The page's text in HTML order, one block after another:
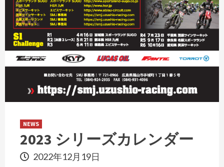
NEWS
2023 シリーズカレンダー
2022年12月19日